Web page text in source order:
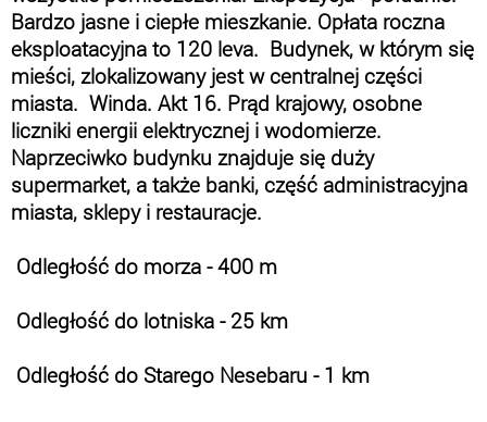
Bardzo jasne i ciepłe mieszkanie. Opłata roczna
eksploatacyjna to 120 leva. Budynek, w którym się
mieści, zlokalizowany jest w centralnej części
miasta. Winda. Akt 16. Prąd krajowy, osobne
liczniki energii elektrycznej i wodomierze.
Naprzeciwko budynku znajduje się duży
supermarket, a także banki, część administracyjna
miasta, sklepy i restauracje.
Odległość do morza - 400 m
Odległość do lotniska - 25 km
Odległość do Starego Nesebaru - 1 km